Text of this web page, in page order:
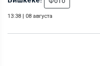
13:38 | 08 августа